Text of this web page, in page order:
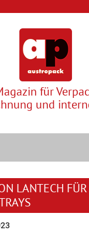
für
und
LANTECH FÜR